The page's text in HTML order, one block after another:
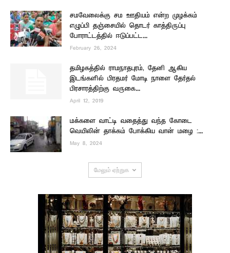
சமவேலைக்கு சம ஊதியம் என்ற முழக்கம்
எழுப்பி தஞ்சையில் தொடர் காத்திருப்பு
போராட்டத்தில் ஈடுப்பட்ட...
February 26, 2024
தமிழகத்தில் ராமநாதபுரம், தேனி ஆகிய
இடங்களில் பிரதமர் மோடி நாளை தேர்தல்
பிரசாரத்திற்கு வருகை...
April 12, 2019
மக்களை வாட்டி வதைத்து வந்த கோடை
வெயிலின் தாக்கம் போக்கிய வான் மழை :...
May 8, 2024
மேலும் ஏற்றுக